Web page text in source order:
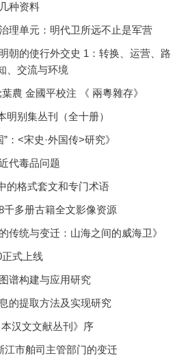
种资料
理单元：明代卫所远不止是军营
朝的使行外交史 1：转换、运营、路
、交流与环境
農 金國平校注 《 兩粵雜存》
明别集丛刊（全十册）
：<宋史·外国传>研究》
代毒品问题
的格式套文和专门术语
多册古籍全文影像资源
传统与变迁：山海之间的威海卫》
式上线
谱构建与应用研究
的提取方法及实现研究
汉文文献丛刊》序
江市舶司主管部门的变迁